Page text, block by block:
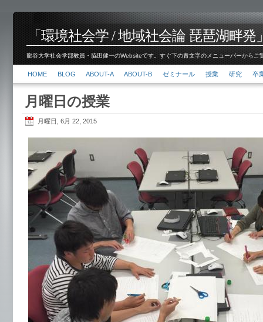
「環境社会学 / 地域社会論 琵琶湖畔発
龍谷大学社会学部教員・脇田健一のWebsiteです。すぐ下の青文字のメニューバーから
HOME BLOG ABOUT-A ABOUT-B ゼミナール 授業 研究 卒
月曜日の授業
月曜日, 6月 22, 2015